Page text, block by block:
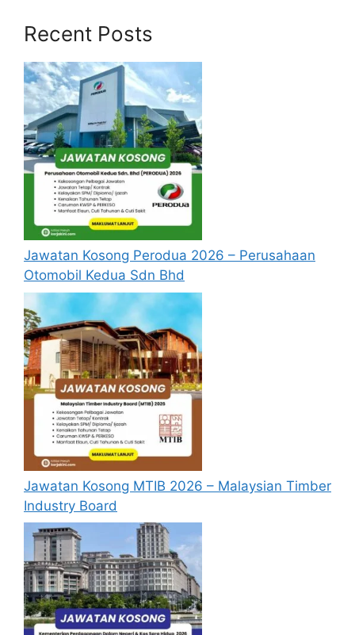
Permohonan Guru Ganti Terkini di
Lembaga Penduduk & Pembangunan
Keluarga Negara (LPPKN)
Syarat Asas Permohonan
Calon hendaklah warganegara Malaysia
berusia tidak kurang daripada 18 tahun
pada tarikh tutup permohonan jawatan.
Berkelayakan dan melepasi syarat-syarat
pelantikan yang telah ditetapkan bagi
jawatan kosong KETENGAH yang hendak
dipohon, Sila baca pada lampiran yang
kami telah sediakan seperti berikut.
Recent Posts
Jawatan Kosong Perodua 2026 – Perusahaan
Otomobil Kedua Sdn Bhd
Jawatan Kosong MTIB 2026 – Malaysian Timber
Industry Board